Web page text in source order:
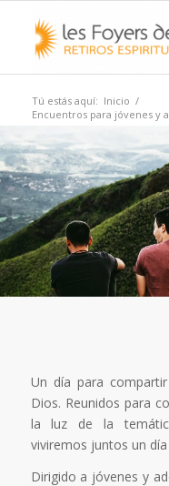
Tú estás aquí: Inicio /
Encuentros para jóvenes y
Un día para
Dios. Reunidos para
la luz de la
viviremos juntos un
Dirigido a jóvenes y